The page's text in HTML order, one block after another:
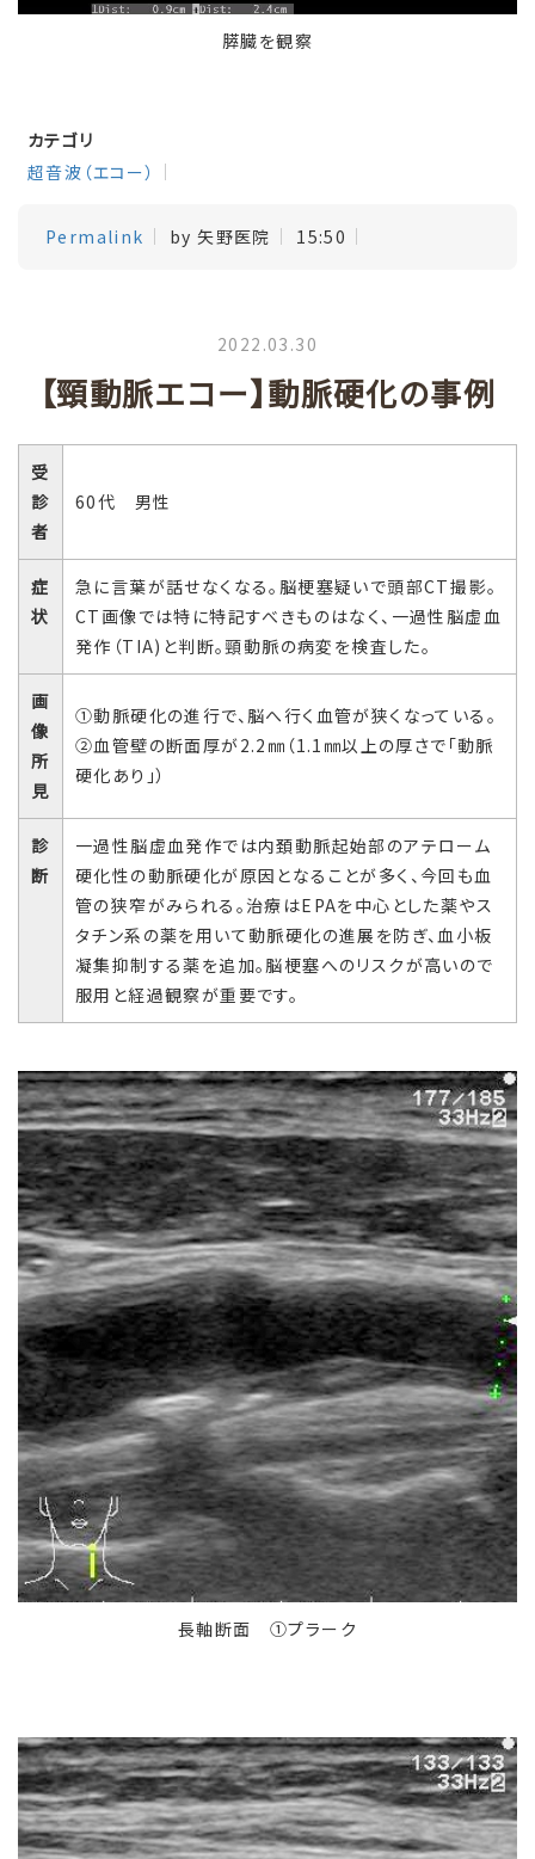
膵臓を観察
カテゴリ
超音波（エコー）
Permalink by 矢野医院 15:50
2022.03.30
【頸動脈エコー】動脈硬化の事例
受
診
者
60代 男性
症
状
急に言葉が話せなくなる。脳梗塞疑いで頭部CT撮影。
CT画像では特に特記すべきものはなく、一過性脳虚血
発作（TIA)と判断。頸動脈の病変を検査した。
画
像
所
見
①動脈硬化の進行で、脳へ行く血管が狭くなっている。
②血管壁の断面厚が2.2㎜（1.1㎜以上の厚さで「動脈
硬化あり」）
診
断
一過性脳虚血発作では内頚動脈起始部のアテローム
硬化性の動脈硬化が原因となることが多く、今回も血
管の狭窄がみられる。治療はEPAを中心とした薬やス
タチン系の薬を用いて動脈硬化の進展を防ぎ、血小板
凝集抑制する薬を追加。脳梗塞へのリスクが高いので
服用と経過観察が重要です。
長軸断面 ①プラーク